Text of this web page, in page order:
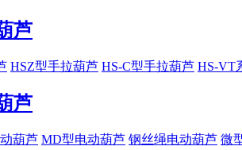
芦
HSZ型手拉葫芦 HS-C型手拉葫芦 HS-VT
芦
葫芦 MD型电动葫芦 钢丝绳电动葫芦 微